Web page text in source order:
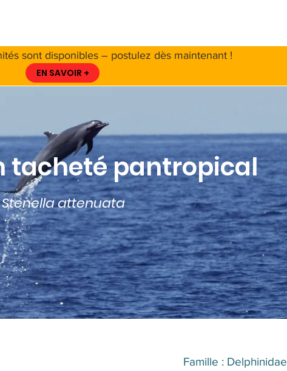
sont disponibles – postulez dès maintenant !
EN SAVOIR +
tacheté pantropical
Stenella attenuata
Famille : Delphinidae​​